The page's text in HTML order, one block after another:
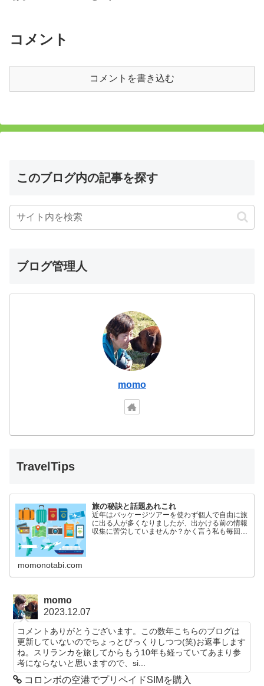
滞在先のスタッフとのやりとりが
できたり、Uber初体験ができた
コメント
コメントを書き込む
このブログ内の記事を探す
ブログ管理人
momo
TravelTips
旅の秘訣と話題あれこれ
近年はパッケージツアーを使わず個人で自由に旅
に出る人が多くなりましたが、出かける前の情報
収集に苦労していませんか？かく言う私も毎回四
momonotabi.com
momo
2023.12.07
コメントありがとうございます。この数年こちらのブログは
更新していないのでちょっとびっくりしつつ(笑)お返事します
ね。スリランカを旅してからもう10年も経っていてあまり参
考にならないと思いますので、si...
コロンボの空港でプリペイドSIMを購入